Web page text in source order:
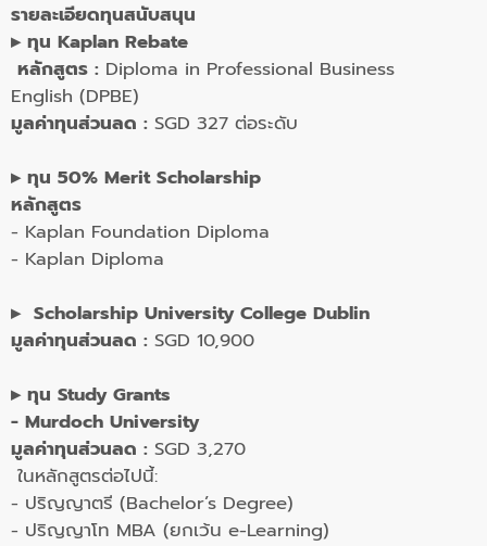
รายละเอียดทุนสนับสนุน
▸ ทุน Kaplan Rebate
หลักสูตร : Diploma in Professional Business
English (DPBE)
มูลค่าทุนส่วนลด : SGD 327 ต่อระดับ
▸ ทุน 50% Merit Scholarship
หลักสูตร
- Kaplan Foundation Diploma
- Kaplan Diploma
▸ Scholarship University College Dublin
มูลค่าทุนส่วนลด : SGD 10,900
▸ ทุน Study Grants
- Murdoch University
มูลค่าทุนส่วนลด : SGD 3,270
ในหลักสูตรต่อไปนี้:
- ปริญญาตรี (Bachelor’s Degree)
- ปริญญาโท MBA (ยกเว้น e-Learning)